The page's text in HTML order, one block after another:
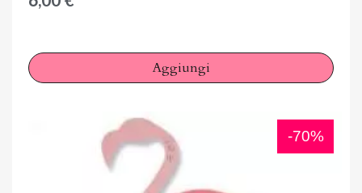
Aggiungi
-70%